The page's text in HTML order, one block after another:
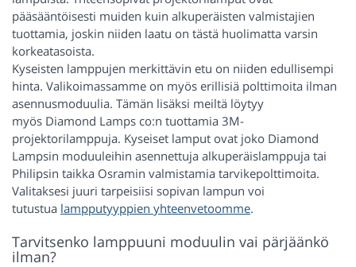
pääsääntöisesti muiden kuin alkuperäisten valmistajien
tuottamia, joskin niiden laatu on tästä huolimatta varsin
korkeatasoista.
Kyseisten lamppujen merkittävin etu on niiden edullisempi
hinta. Valikoimassamme on myös erillisiä polttimoita ilman
asennusmoduulia. Tämän lisäksi meiltä löytyy
myös Diamond Lamps co:n tuottamia 3M-
projektorilamppuja. Kyseiset lamput ovat joko Diamond
Lampsin moduuleihin asennettuja alkuperäislamppuja tai
Philipsin taikka Osramin valmistamia tarvikepolttimoita.
Valitaksesi juuri tarpeisiisi sopivan lampun voi
tutustua lampputyyppien yhteenvetoomme.
Tarvitsenko lamppuuni moduulin vai pärjäänkö
ilman?